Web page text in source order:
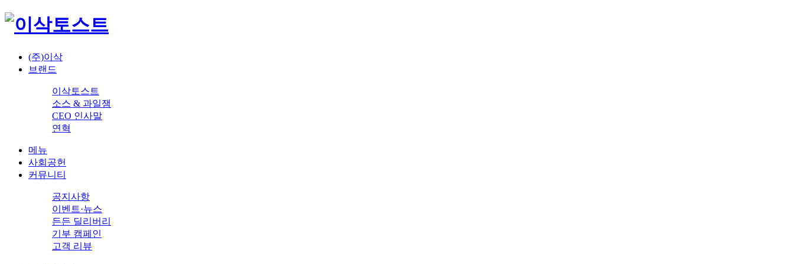
(주)이삭
브랜드
이삭토스트
소스 & 과일잼
CEO 인사말
연혁
메뉴
사회공헌
커뮤니티
공지사항
이벤트·뉴스
든든 딜리버리
기부 캠페인
고객 리뷰